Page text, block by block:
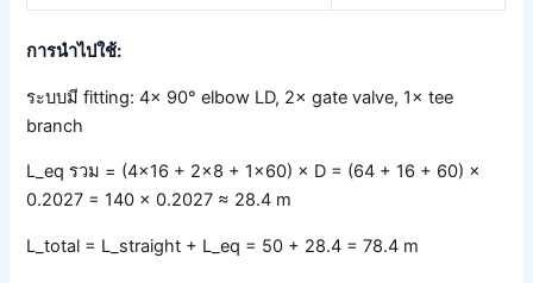
การนำไปใช้:
ระบบมี fitting: 4× 90° elbow LD, 2× gate valve, 1× tee
branch
L_eq รวม = (4×16 + 2×8 + 1×60) × D = (64 + 16 + 60) ×
0.2027 = 140 × 0.2027 ≈ 28.4 m
L_total = L_straight + L_eq = 50 + 28.4 = 78.4 m